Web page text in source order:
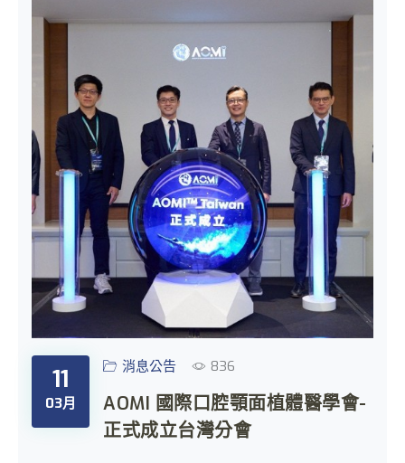
11
03月
消息公告 836
AOMI 國際口腔顎面植體醫學會-
正式成立台灣分會